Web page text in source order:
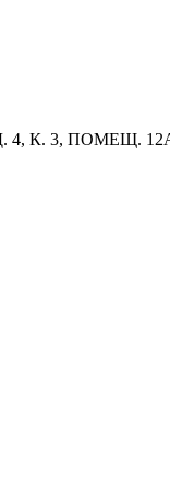
4, К. 3, ПОМЕЩ.